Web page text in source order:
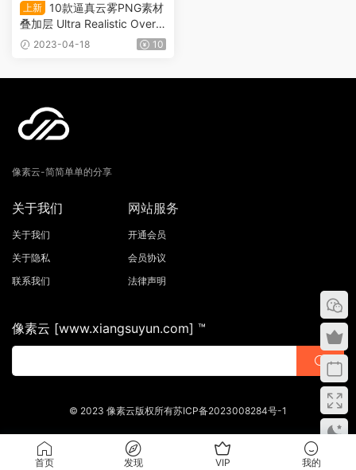
上新
10款逼真云雾PNG素材
叠加层 Ultra Realistic Overla
ys for Photoshop（0022）
2023-04-18 10
像素云-简简单单的分享
关于我们
关于我们
关于隐私
联系我们
网站服务
开通会员
会员协议
法律声明
像素云 [www.xiangsuyun.com] ™
© 2023 像素云版权所有苏ICP备2023008284号-1
首页 发现 VIP 我的